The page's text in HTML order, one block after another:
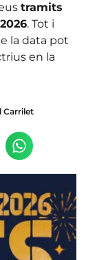
tramits
. Tot i
la data pot
en la
Carrilet